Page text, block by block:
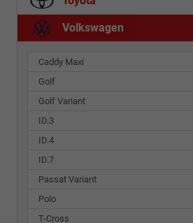
Volkswagen
Caddy Maxi
Golf
Golf Variant
ID.3
ID.4
ID.7
Passat Variant
Polo
T-Cross